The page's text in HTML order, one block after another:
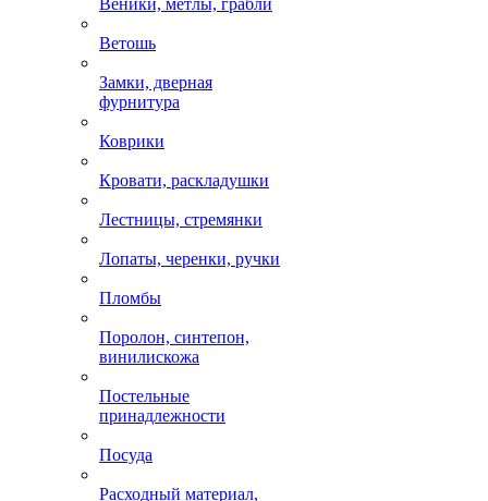
Веники, метлы, грабли
Ветошь
Замки, дверная
фурнитура
Коврики
Кровати, раскладушки
Лестницы, стремянки
Лопаты, черенки, ручки
Пломбы
Поролон, синтепон,
винилискожа
Постельные
принадлежности
Посуда
Расходный материал,